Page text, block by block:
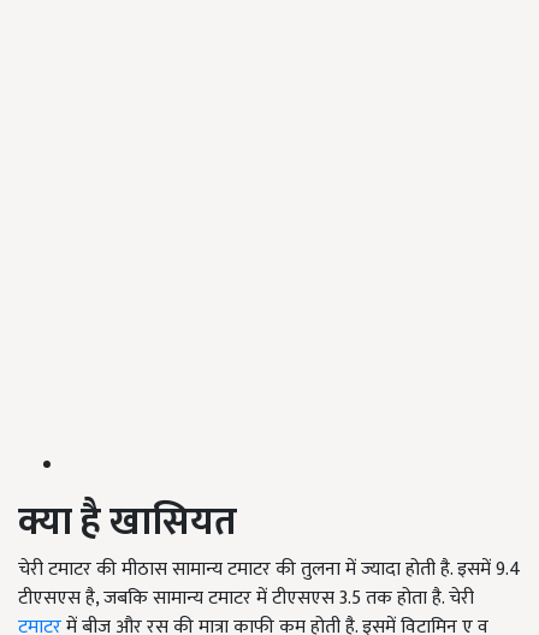
क्या है खासियत
चेरी टमाटर की मीठास सामान्य टमाटर की तुलना में ज्यादा होती है. इसमें 9.4
टीएसएस है, जबकि सामान्य टमाटर में टीएसएस 3.5 तक होता है. चेरी
टमाटरमें बीज और रस की मात्रा काफी कम होती है. इसमें विटामिन ए व